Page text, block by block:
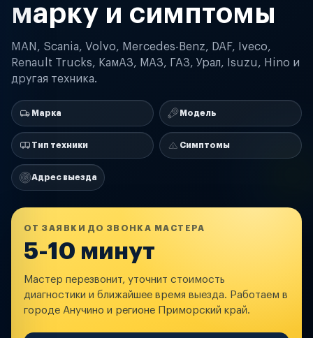
марку и симптомы
MAN, Scania, Volvo, Mercedes-Benz, DAF, Iveco,
Renault Trucks, КамАЗ, МАЗ, ГАЗ, Урал, Isuzu, Hino и
другая техника.
Марка Модель
Тип техники Симптомы
Адрес выезда
ОТ ЗАЯВКИ ДО ЗВОНКА МАСТЕРА
5-10 минут
Мастер перезвонит, уточнит стоимость
диагностики и ближайшее время выезда. Работаем в
городе Анучино и регионе Приморский край.